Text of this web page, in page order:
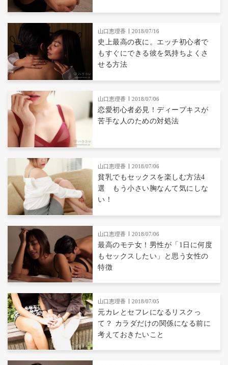
山口恵理香 2018/07/16
史上最高の夜に。エッチ初心者で
もすぐにできる彼を気持ちよくさ
せる方法
山口恵理香 2018/07/06
恋愛初心者必見！ディープキスが
苦手な人のための対処法
山口恵理香 2018/07/06
貧乳でもセックスを楽しむ方法4
選 もう小さい胸なんて気にしな
い！
山口恵理香 2018/07/06
最高のモテ女！男性が「1日に何度
もセックスしたい」と思う女性の
特徴
山口恵理香 2018/07/05
元カレとセフレになるリスクっ
て？ カラダだけの関係になる前に
考えておきたいこと